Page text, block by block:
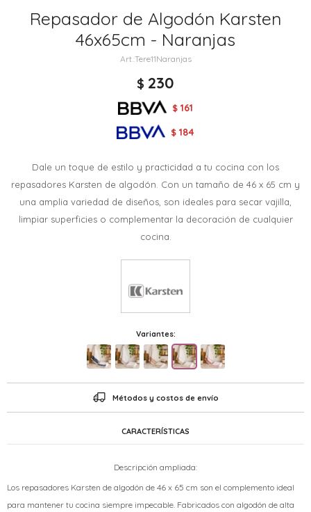
Repasador de Algodón Karsten
46x65cm - Naranjas
Tere11Naranjas
$ 230
$ 161
$ 184
Dale un toque de estilo y practicidad a tu cocina con los
repasadores Karsten de algodón. Con un tamaño de 46 x 65 cm y
una amplia variedad de diseños, son ideales para secar vajilla,
limpiar superficies o complementar la decoración de cualquier
cocina.
Variantes:
Métodos y costos de envío
CARACTERÍSTICAS
Descripción ampliada:
Los repasadores Karsten de algodón de 46 x 65 cm son el complemento ideal
para mantener tu cocina siempre impecable. Fabricados con algodón de alta